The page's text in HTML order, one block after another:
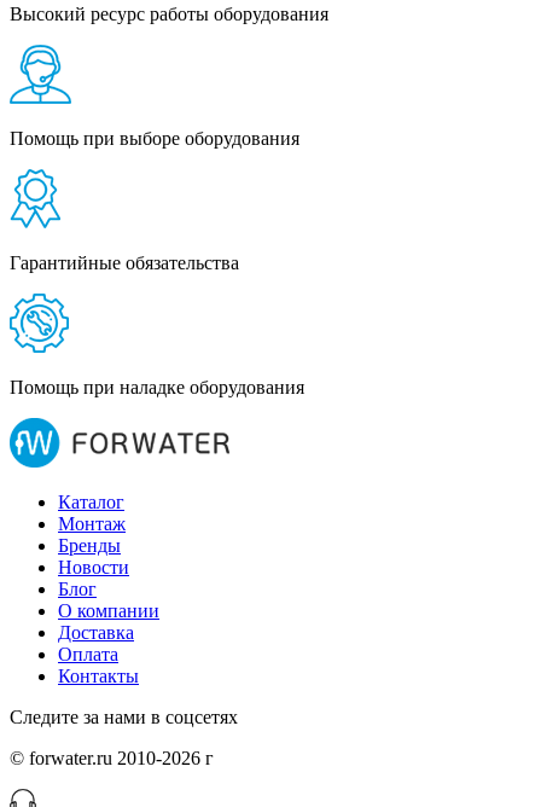
Высокий ресурс работы оборудования
Помощь при выборе оборудования
Гарантийные обязательства
Помощь при наладке оборудования
Каталог
Монтаж
Бренды
Новости
Блог
О компании
Доставка
Оплата
Контакты
Следите за нами в соцсетях
© forwater.ru 2010-2026 г